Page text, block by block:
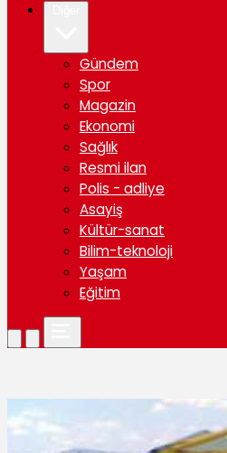
Gündem
Spor
Magazin
Ekonomi
Sağlık
Resmi ilan
Polis - adliye
Asayiş
Kültür-sanat
Bilim-teknoloji
Yaşam
Eğitim